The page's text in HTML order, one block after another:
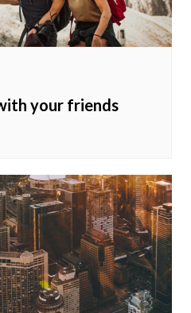
your friends